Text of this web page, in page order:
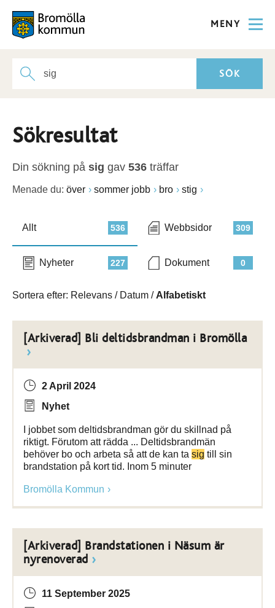
MENY
Sökresultat
Din sökning på sig gav 536 träffar
Menade du: över sommer jobb bro stig
536
Allt 309
Webbsidor
227
Nyheter 0
Dokument
Sortera efter: Relevans / Datum / Alfabetiskt
[Arkiverad] Bli deltidsbrandman i Bromölla
2 April 2024
Nyhet
I jobbet som deltidsbrandman gör du skillnad på
riktigt. Förutom att rädda ... Deltidsbrandmän
behöver bo och arbeta så att de kan ta sig till sin
brandstation på kort tid. Inom 5 minuter
Bromölla Kommun
[Arkiverad] Brandstationen i Näsum är
nyrenoverad
11 September 2025